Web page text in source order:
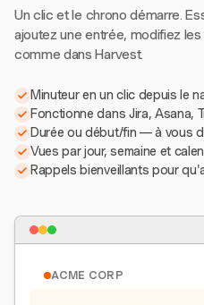
Un clic et le chrono démarre.
ajoutez une entrée, modifiez
comme dans Harvest.
Minuteur en un clic depuis le
Fonctionne dans Jira, Asana,
Durée ou début/fin — à vous
Vues par jour, semaine et
Rappels bienveillants pour
ACME CORP